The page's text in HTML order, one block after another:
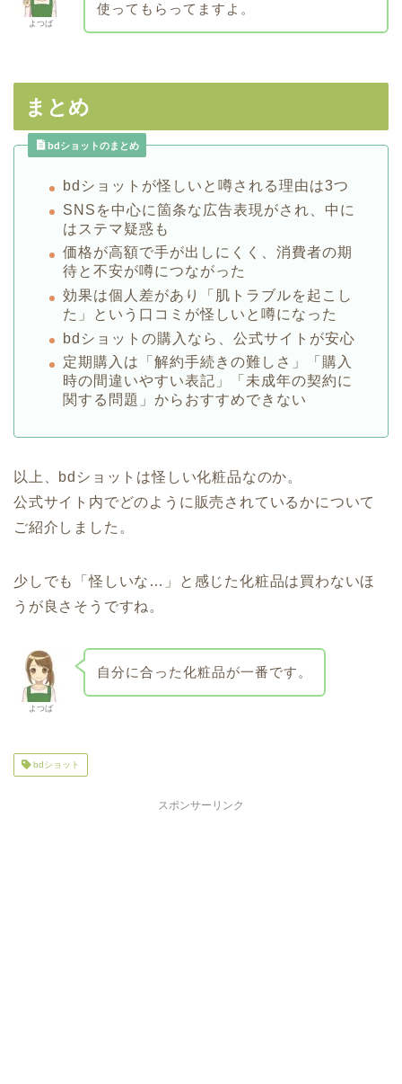
よつば
使ってもらってますよ。
まとめ
bdショットのまとめ
bdショットが怪しいと噂される理由は3つ
SNSを中心に箇条な広告表現がされ、中に
はステマ疑惑も
価格が高額で手が出しにくく、消費者の期
待と不安が噂につながった
効果は個人差があり「肌トラブルを起こし
た」という口コミが怪しいと噂になった
bdショットの購入なら、公式サイトが安心
定期購入は「解約手続きの難しさ」「購入
時の間違いやすい表記」「未成年の契約に
関する問題」からおすすめできない
以上、bdショットは怪しい化粧品なのか。
公式サイト内でどのように販売されているかについて
ご紹介しました。
少しでも「怪しいな…」と感じた化粧品は買わないほ
うが良さそうですね。
よつば
自分に合った化粧品が一番です。
bdショット
スポンサーリンク